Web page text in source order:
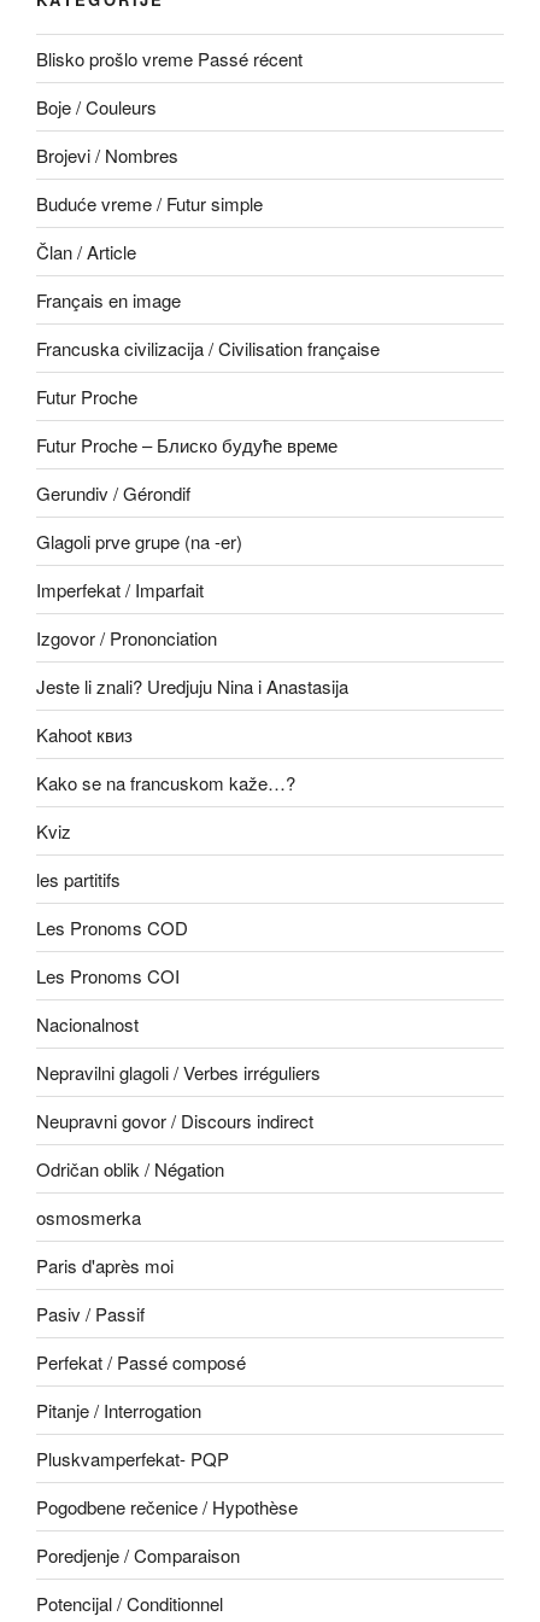
Blisko prošlo vreme Passé récent
Boje / Couleurs
Brojevi / Nombres
Buduće vreme / Futur simple
Član / Article
Français en image
Francuska civilizacija / Civilisation française
Futur Proche
Futur Proche – Блиско будуће време
Gerundiv / Gérondif
Glagoli prve grupe (na -er)
Imperfekat / Imparfait
Izgovor / Prononciation
Jeste li znali? Uredjuju Nina i Anastasija
Kahoot квиз
Kako se na francuskom kaže…?
Kviz
les partitifs
Les Pronoms COD
Les Pronoms COI
Nacionalnost
Nepravilni glagoli / Verbes irréguliers
Neupravni govor / Discours indirect
Odričan oblik / Négation
osmosmerka
Paris d'après moi
Pasiv / Passif
Perfekat / Passé composé
Pitanje / Interrogation
Pluskvamperfekat- PQP
Pogodbene rečenice / Hypothèse
Poredjenje / Comparaison
Potencijal / Conditionnel